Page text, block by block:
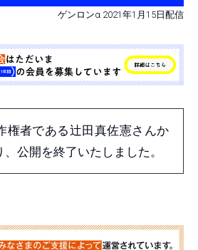
ゲンロンα 2021年1月15日配信
者である辻田真佐憲さんか
公開を終了いたしました。